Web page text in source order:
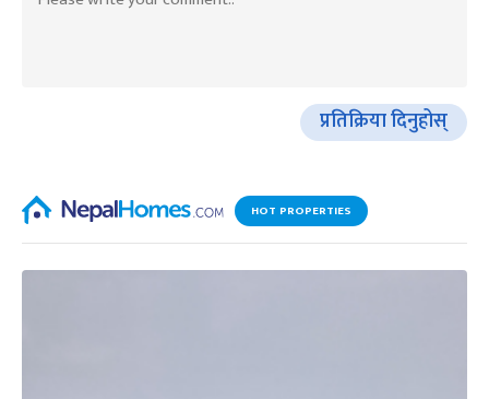
प्रतिक्रिया दिनुहोस्
HOT PROPERTIES